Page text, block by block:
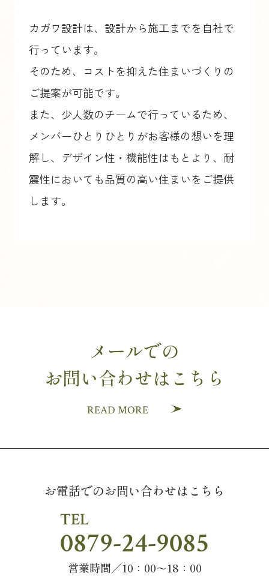
カガワ設計は、設計から施工までを自社で
行っています。
そのため、コストを抑えた住まいづくりの
ご提案が可能です。
また、少人数のチームで行っているため、
メンバーひとりひとりがお客様の想いを理
解し、デザイン性・機能性はもとより、耐
震性においても品質の高い住まいをご提供
します。
メールでの
お問い合わせはこちら
READ MORE
お電話でのお問い合わせはこちら
TEL
0879-24-9085
営業時間／10：00〜18：00